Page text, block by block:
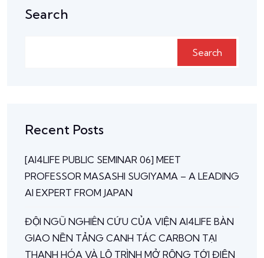
Search
Search
Recent Posts
[AI4LIFE PUBLIC SEMINAR 06] MEET
PROFESSOR MASASHI SUGIYAMA – A LEADING
AI EXPERT FROM JAPAN
ĐỘI NGŨ NGHIÊN CỨU CỦA VIỆN AI4LIFE BÀN
GIAO NỀN TẢNG CANH TÁC CARBON TẠI
THANH HÓA VÀ LỘ TRÌNH MỞ RỘNG TỚI ĐIỆN